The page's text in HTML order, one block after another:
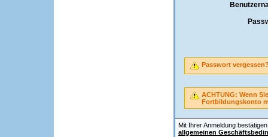
Mit Ihrer Anmeldung
allgemeinen
Passwort
ACHTUNG: Wenn
Fortbildungskonto